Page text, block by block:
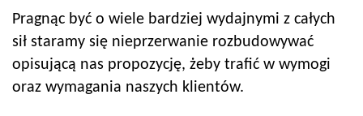
Pragnąc być o wiele bardziej wydajnymi z całych
sił staramy się nieprzerwanie rozbudowywać
opisującą nas propozycję, żeby trafić w wymogi
oraz wymagania naszych klientów.